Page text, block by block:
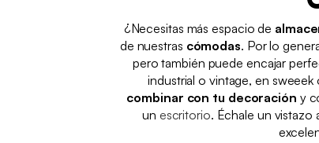
¿Necesitas más espacio de
de nuestras cómodas. Por lo
pero también puede encajar
industrial o vintage, en
combinar con tu decoración y
un escritorio. Échale un